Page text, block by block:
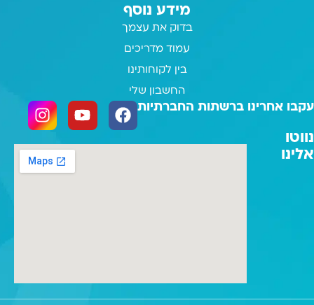
מידע נוסף
בדוק את עצמך
עמוד מדריכים
בין לקוחותינו
החשבון שלי
עקבו אחרינו ברשתות החברתיות
נווטו
אלינו